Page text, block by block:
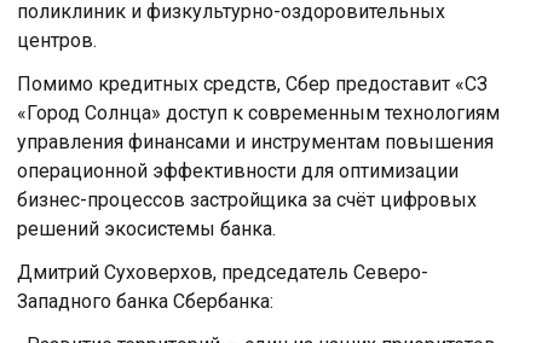
поликлиник и физкультурно-оздоровительных
центров.
Помимо кредитных средств, Сбер предоставит «СЗ
«Город Солнца» доступ к современным технологиям
управления финансами и инструментам повышения
операционной эффективности для оптимизации
бизнес-процессов застройщика за счёт цифровых
решений экосистемы банка.
Дмитрий Суховерхов, председатель Северо-
Западного банка Сбербанка: